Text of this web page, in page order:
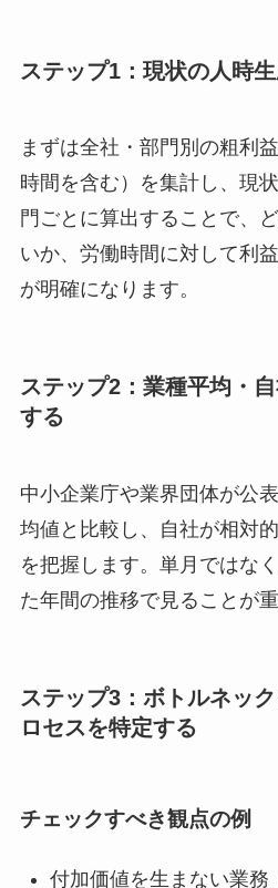
ステップ1：現状の人時
まずは全社・部門別の粗利
時間を含む）を集計し、現
門ごとに算出することで、
いか、労働時間に対して利
が明確になります。
ステップ2：業種平均・
する
中小企業庁や業界団体が公
均値と比較し、自社が相対
を把握します。単月ではな
た年間の推移で見ることが重
ステップ3：ボトルネッ
ロセスを特定する
チェックすべき観点の例
付加価値を生まない業務